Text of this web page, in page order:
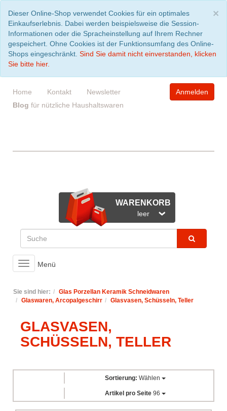
×
Dieser Online-Shop verwendet Cookies für ein optimales
Einkaufserlebnis. Dabei werden beispielsweise die Session-
Informationen oder die Spracheinstellung auf Ihrem Rechner
gespeichert. Ohne Cookies ist der Funktionsumfang des Online-
Shops eingeschränkt. Sind Sie damit nicht einverstanden, klicken
Sie bitte hier.
Home Kontakt
Newsletter
Blog für nützliche Haushaltswaren
Anmelden
WARENKORB
leer
Toggle
navigation
Menü
Sie sind hier:
Glas Porzellan Keramik Schneidwaren
Glaswaren, Arcopalgeschirr
Glasvasen, Schüsseln, Teller
GLASVASEN,
SCHÜSSELN, TELLER
Sortierung: Wählen
Artikel pro Seite 96